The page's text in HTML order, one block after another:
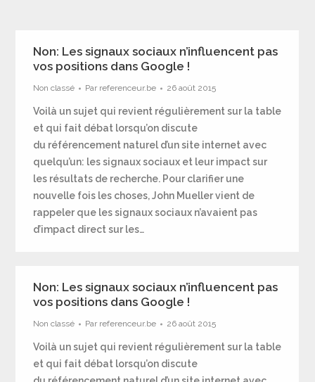
Non: Les signaux sociaux n’influencent pas
vos positions dans Google !
Non classé Par referenceur.be 26 août 2015
Voilà un sujet qui revient régulièrement sur la table
et qui fait débat lorsqu’on discute
du référencement naturel d’un site internet avec
quelqu’un: les signaux sociaux et leur impact sur
les résultats de recherche. Pour clarifier une
nouvelle fois les choses, John Mueller vient de
rappeler que les signaux sociaux n’avaient pas
d’impact direct sur les…
Non: Les signaux sociaux n’influencent pas
vos positions dans Google !
Non classé Par referenceur.be 26 août 2015
Voilà un sujet qui revient régulièrement sur la table
et qui fait débat lorsqu’on discute